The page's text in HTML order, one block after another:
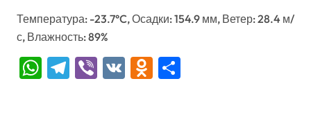
Температура: -23.7°C, Осадки: 154.9 мм, Ветер: 28.4 м/
с, Влажность: 89%
WhatsApp
Telegram
Viber
VK Odnoklassniki